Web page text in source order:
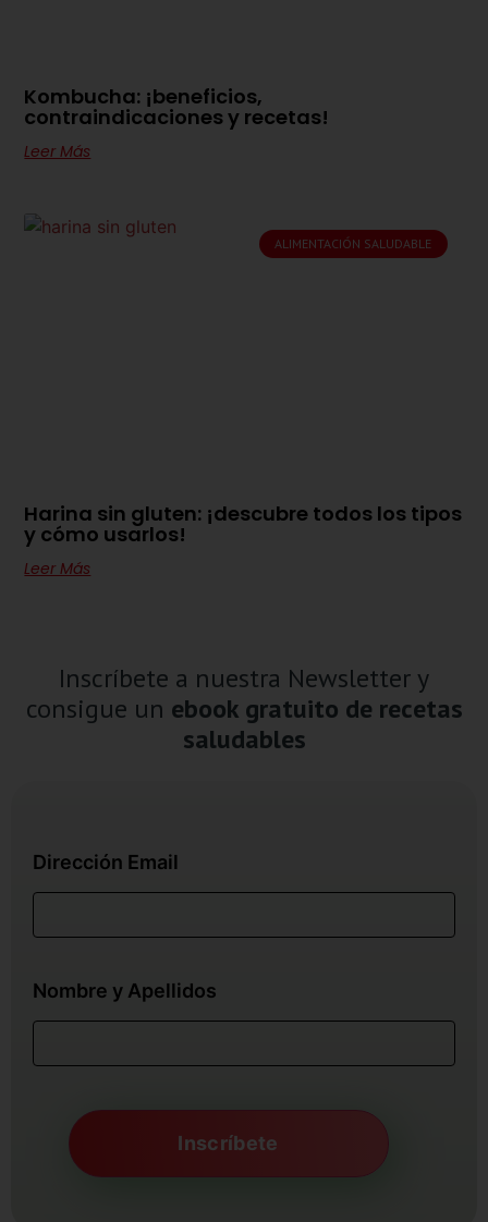
Kombucha: ¡beneficios,
contraindicaciones y recetas!
Leer Más
ALIMENTACIÓN SALUDABLE
Harina sin gluten: ¡descubre todos los tipos
y cómo usarlos!
Leer Más
Inscríbete a nuestra Newsletter y
consigue un ebook gratuito de recetas
saludables
Dirección Email
Nombre y Apellidos